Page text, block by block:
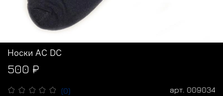
(0) арт. 009034
Носки AC DC
500 ₽